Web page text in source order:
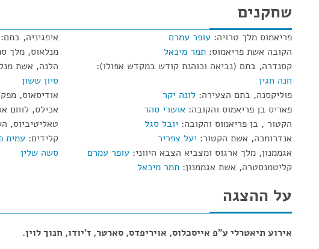
שחקנים
פריאמוס מלך טרויה: עופר עמרם
הקובה אשת פריאמוס: תמר מיכאל
קסנדרה, בתם (נביאה וכוהנת קודש במקדש אפולו):
חנה חגין
פוליקסנה, בתם הצעירה: לונה יקר
פאריס בן פריאמוס והקובה: אושרי סהר
הקטור , בן פריאמוס והקובה:
יובל סגל
אנדרומכה, אשת הקטור: יעל צפריר
אגממנון, מלך ארגוס ומצביא הצבא היווני: עופר עמרם
קליטמנסטרה, אשת אגממנון: תמר מיכאל
איפגיניה, בתם:
מנלאוס, מלך
הלנה, אשת
סיון ששון
אודיסאוס,
אכילס, לוחם
טאליטיביוס,
קלידים: עמית
סשה שלין
על ההצגה
אירוע תיאטרלי ע"פ אייסכלוס, אויריפדס, סארטר, ז'יודו, חנוך לוין.